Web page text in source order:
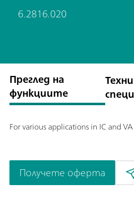
6.2816.020
Преглед на
функциите
For various applications in IC and VA
Получете оферта